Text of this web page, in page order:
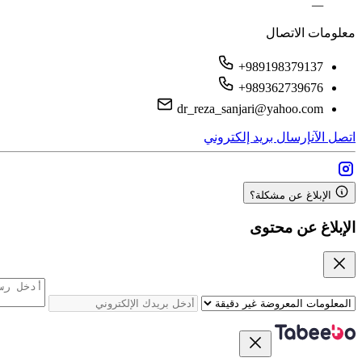
—
معلومات الاتصال
+989198379137
+989362739676
dr_reza_sanjari@yahoo.com
اتصل الآنإرسال بريد إلكتروني
الإبلاغ عن مشكلة؟
الإبلاغ عن محتوى